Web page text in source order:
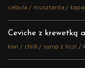
cebula / musztarda /
Ceviche z krewetką
kiwi / chilli / syrop z liczi /